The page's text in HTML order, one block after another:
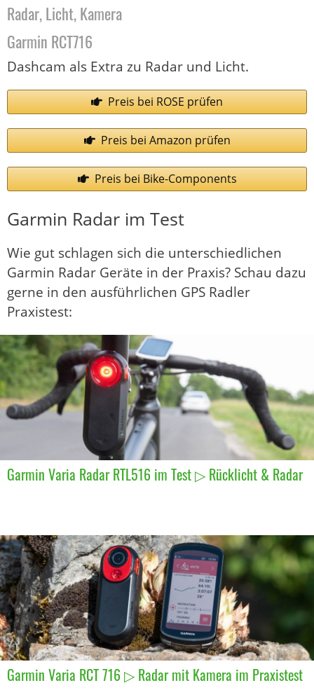
Radar, Licht, Kamera
Garmin RCT716
Dashcam als Extra zu Radar und Licht.
Preis bei ROSE prüfen
Preis bei Amazon prüfen
Preis bei Bike-Components
Garmin Radar im Test
Wie gut schlagen sich die unterschiedlichen
Garmin Radar Geräte in der Praxis? Schau dazu
gerne in den ausführlichen GPS Radler
Praxistest:
Garmin Varia Radar RTL516 im Test ▷ Rücklicht & Radar
Garmin Varia RCT 716 ▷ Radar mit Kamera im Praxistest